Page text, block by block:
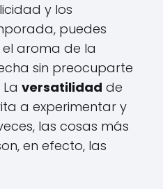
y los
puedes
aroma de la
sin preocuparte
versatilidad de
a experimentar y
las cosas más
en efecto, las